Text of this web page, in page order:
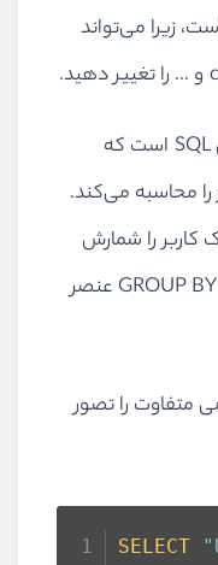
زیرا می‌تواند
و … را تغییر دهید.
SQL است که
را محاسبه می‌کند.
کاربر را شمارش
GROUP BYعنصر
متفاوت را تصور
SELECT